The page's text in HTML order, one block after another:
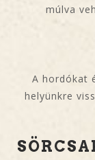
múlva
A hordókat
helyünkre